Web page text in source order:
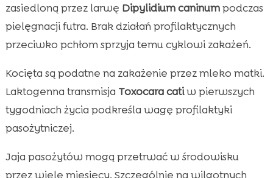
zasiedloną przez larwę Dipylidium caninumpodczas
pielęgnacji futra. Brak działań profilaktycznych
przeciwko pchłom sprzyja temu cyklowi zakażeń.
Kocięta są podatne na zakażenie przez mleko matki.
Laktogenna transmisja Toxocara catiw pierwszych
tygodniach życia podkreśla wagę profilaktyki
pasożytniczej.
Jaja pasożytów mogą przetrwać w środowisku
przez wiele miesięcy. Szczególnie na wilgotnych